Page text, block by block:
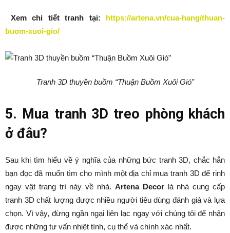
Xem chi tiết tranh tại: https://artena.vn/cua-hang/thuan-
buom-xuoi-gio/
Tranh 3D thuyền buồm “Thuận Buồm Xuôi Gió”
5. Mua tranh 3D treo phòng khách
ở đâu?
Sau khi tìm hiểu về ý nghĩa của những bức tranh 3D, chắc hẳn
bạn đọc đã muốn tìm cho mình một địa chỉ mua tranh 3D để rinh
ngay vật trang trí này về nhà. Artena Decorlà nhà cung cấp
tranh 3D chất lượng được nhiều người tiêu dùng đánh giá và lựa
chọn. Vì vậy, đừng ngần ngại liên lạc ngay với chúng tôi để nhận
được những tư vấn nhiệt tình, cụ thể và chính xác nhất.